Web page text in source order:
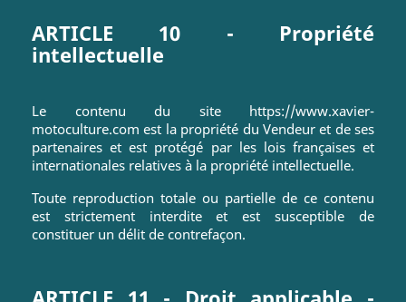
ARTICLE 10 - Propriété
intellectuelle
Le contenu du site https://www.xavier-
motoculture.com est la propriété du Vendeur et de ses
partenaires et est protégé par les lois françaises et
internationales relatives à la propriété intellectuelle.
Toute reproduction totale ou partielle de ce contenu
est strictement interdite et est susceptible de
constituer un délit de contrefaçon.